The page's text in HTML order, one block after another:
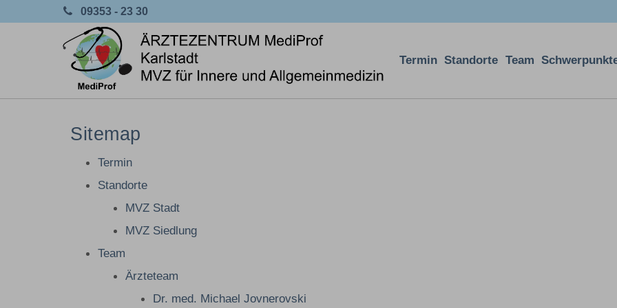
09353 - 23 30
Termin Standorte Team
Sitemap
Termin
Standorte
MVZ Stadt
MVZ Siedlung
Team
Ärzteteam
Dr. med. Michael Jovnerovski